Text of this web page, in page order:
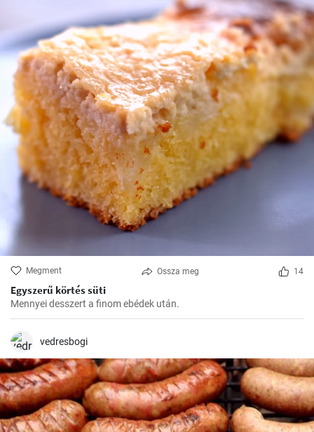
Megment Ossza meg 14
Egyszerű körtés süti
Mennyei desszert a finom ebédek után.
vedresbogi